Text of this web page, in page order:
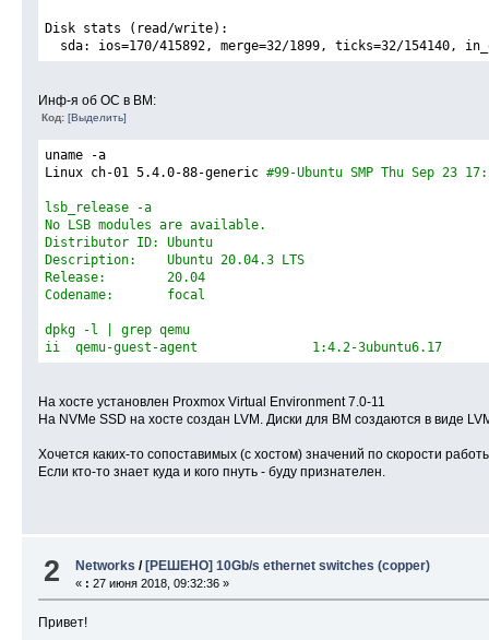
Disk stats (read/write):
sda: ios=170/415892, merge=32/1899, ticks=32/154140,
Инф-я об ОС в ВМ:
Код: [Выделить]
uname
-a
Linux ch-01 5.4.0-88-generic #99-Ubuntu SMP Thu Sep 23
lsb_release -a
No LSB modules are available.
Distributor ID:	Ubuntu
Description:	Ubuntu 20.04.3 LTS
Release:	20.04
Codename:	focal
dpkg -l | grep qemu
ii  qemu-guest-agent               1:4.2-3ubuntu6.17
На хосте установлен Proxmox Virtual Environment 7.0-11
На NVMe SSD на хосте создан LVM. Диски для ВМ создаются в виде
Хочется каких-то сопоставимых (с хостом) значений по скорости
Если кто-то знает куда и кого пнуть - буду признателен.
2 Networks /[РЕШЕНО] 10Gb/s ethernet switches (copper)
« : 27 июня 2018, 09:32:36 »
Привет!